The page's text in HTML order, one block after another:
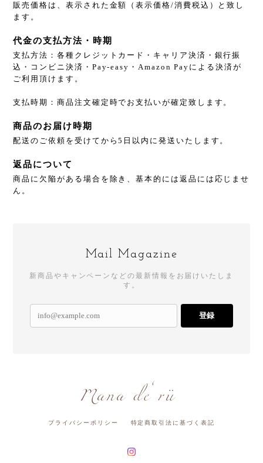
販売価格は、表示された金額（表示価格/消費税込）と致し
ます。
代金の支払方法・時期
支払方法：各種クレジットカード・キャリア決済・銀行振
込・コンビニ決済・Pay-easy・Amazon Payによる決済が
ご利用頂けます。
支払時期：商品注文確定時でお支払いが確定致します。
商品のお届け時期
配送のご依頼を受けてから5日以内に発送いたします。
返品について
商品に欠陥がある場合を除き、基本的には返品には応じませ
ん。
Mail Magazine
新商品やキャンペーンなどの最新情報をお届けいたしま
す。
登録
プライバシーポリシー 特定商取引法に基づく表記